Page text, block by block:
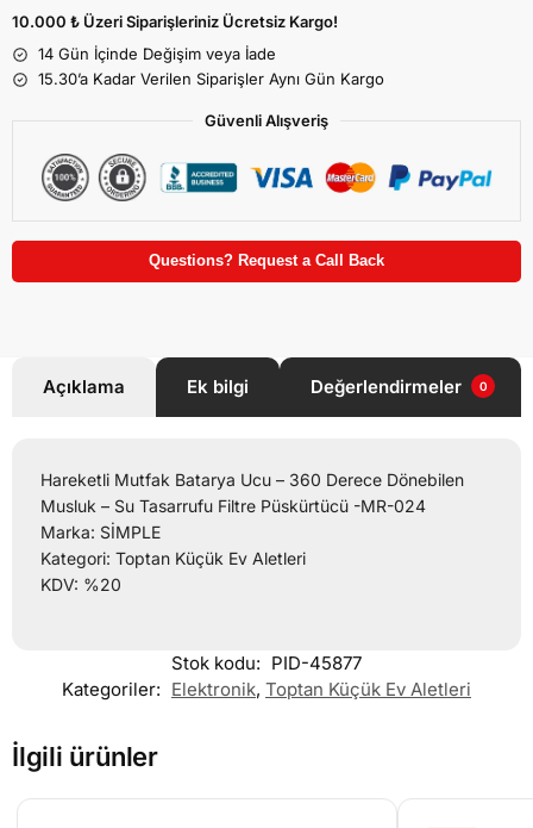
10.000 ₺ Üzeri Siparişleriniz Ücretsiz Kargo!
14 Gün İçinde Değişim veya İade
15.30’a Kadar Verilen Siparişler Aynı Gün Kargo
Güvenli Alışveriş
Questions? Request a Call Back
Açıklama Ek bilgi Değerlendirmeler 0
Hareketli Mutfak Batarya Ucu – 360 Derece Dönebilen
Musluk – Su Tasarrufu Filtre Püskürtücü -MR-024
Marka: SİMPLE
Kategori: Toptan Küçük Ev Aletleri
KDV: %20
Stok kodu: PID-45877
Kategoriler: Elektronik, Toptan Küçük Ev Aletleri
İlgili ürünler